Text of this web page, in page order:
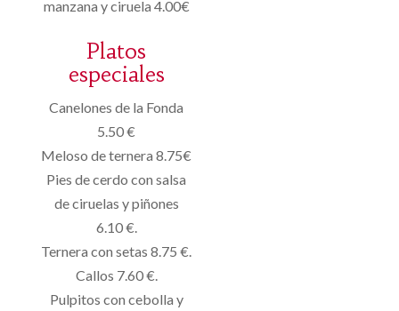
manzana y ciruela 4.00€
Platos
especiales
Canelones de la Fonda
5.50 €
Meloso de ternera 8.75€
Pies de cerdo con salsa
de ciruelas y piñones
6.10 €.
Ternera con setas 8.75 €.
Callos 7.60 €.
Pulpitos con cebolla y